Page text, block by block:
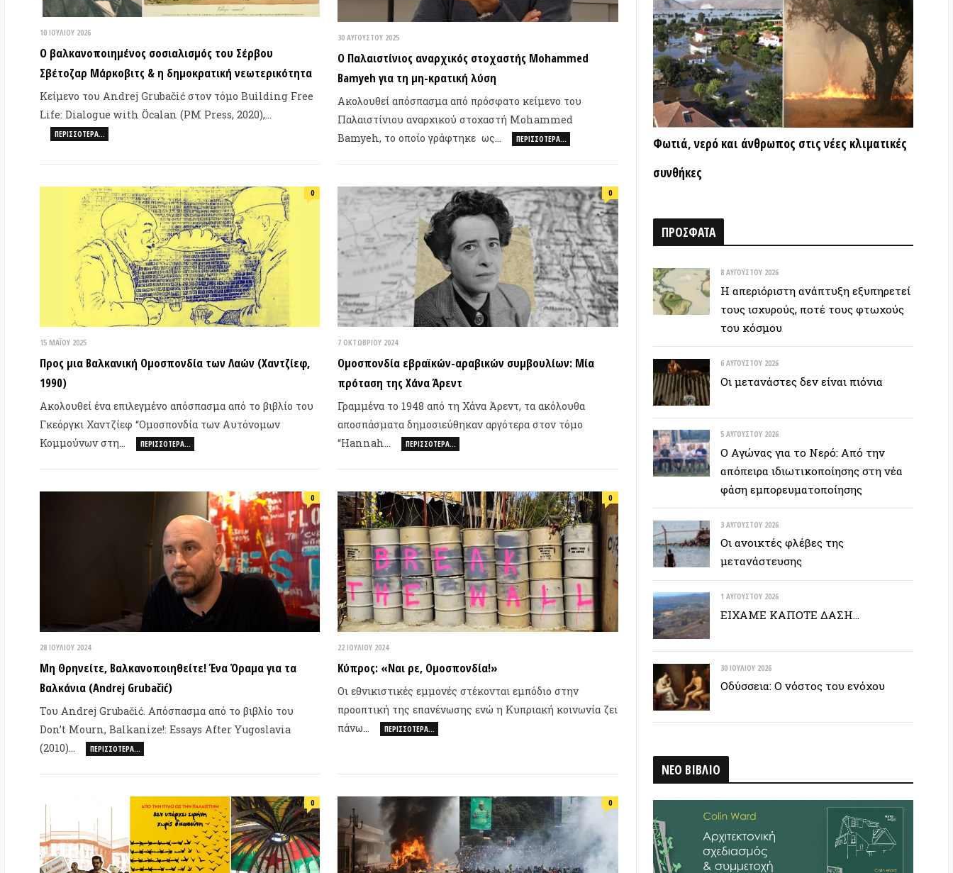
Ο βαλκανοποιημένος σοσιαλισμός του Σέρβου
Σβέτοζαρ Μάρκοβιτς & η δημοκρατική νεωτερικότητα
Κείμενο του Andrej Grubačić στον τόμο Building Free
Life: Dialogue with Öcalan (PM Press, 2020),…
ΠΕΡΙΣΣΌΤΕΡΑ…
Ο Παλαιστίνιος αναρχικός στοχαστής Mohammed
Ακολουθεί απόσπασμα από πρόσφατο κείμενο του
Παλαιστίνιου αναρχικού στοχαστή Mohammed
Bamyeh, το οποίο γράφτηκε ως… ΠΕΡΙΣΣΌΤΕΡΑ…
15 ΜΑΪ́ΟΥ 2025
Προς μια Βαλκανική Ομοσπονδία των Λαών (Χαντζίεφ,
Ακολουθεί ένα επιλεγμένο απόσπασμα από το βιβλίο του
Γκεόργκι Χαντζίεφ “Ομοσπονδία των Αυτόνομων
Κομμούνων στη… ΠΕΡΙΣΣΌΤΕΡΑ…
7 ΟΚΤΩΒΡΊΟΥ 2024
0
Ομοσπονδία εβραϊκών-αραβικών συμβουλίων: Μία
πρόταση της Χάνα Άρεντ
Γραμμένα το 1948 από τη Χάνα Άρεντ, τα ακόλουθα
αποσπάσματα δημοσιεύθηκαν αργότερα στον τόμο
“Hannah… ΠΕΡΙΣΣΌΤΕΡΑ…
0
Μη Θρηνείτε, Βαλκανοποιηθείτε! Ένα Όραμα για τα
Βαλκάνια (Andrej Grubačić)
Του Andrej Grubačić. Απόσπασμα από το βιβλίο του
Don’t Mourn, Balkanize!: Essays After Yugoslavia
22 ΙΟΥΛΊΟΥ 2024
0
Κύπρος: «Ναι ρε, Ομοσπονδία!»
Οι εθνικιστικές εμμονές στέκονται εμπόδιο στην
προοπτική της επανένωσης ενώ η Κυπριακή κοινωνία ζει
πάνω…
ΠΕΡΙΣΣΌΤΕΡΑ…
3 ΙΟΥΛΊΟΥ 2024
Δημοκρατικός Συνομοσπονδισμός: εμπειρίες από τα
Βαλκάνια έως τη Μέση Ανατολή χθες & σήμερα
29 ΙΟΥΝΊΟΥ 2024
Μήνυμα προς τον εξεγερμένο λαό της Κένυας
Δημοσιεύουμε το μήνυμα της “Καραϊβικής Ομοσπονδίας
Φωτιά, νερό και άνθρωπος στις νέες κλιματικές
Η απεριόριστη ανάπτυξη εξυπηρετεί
τους ισχυρούς, ποτέ τους φτωχούς
6 ΑΥΓΟΎΣΤΟΥ 2026
Οι μετανάστες δεν είναι πιόνια
Ο Αγώνας για το Νερό: Από την
απόπειρα ιδιωτικοποίησης στη νέα
φάση εμπορευματοποίησης
3 ΑΥΓΟΎΣΤΟΥ 2026
Οι ανοικτές φλέβες της
μετανάστευσης
ΕΙΧΑΜΕ ΚΑΠΟΤΕ ΔΑΣΗ…
30 ΙΟΥΛΊΟΥ 2026
Οδύσσεια: Ο νόστος του ενόχου
ΤΥΧΑΙΟ ΕΤΙΚΕΤΟΣΥΝΝΕΦΟ